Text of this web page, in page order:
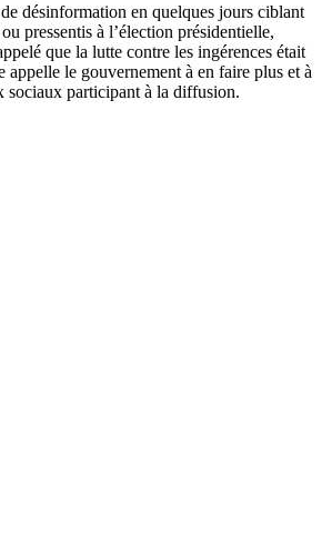
désinformation en quelques jours ciblant
pressentis à l’élection présidentielle,
que la lutte contre les ingérences était
appelle le gouvernement à en faire plus et à
sociaux participant à la diffusion.